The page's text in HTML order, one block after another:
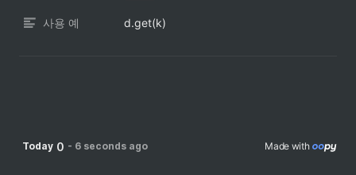
사용 예 d.get(k)
Today 0 - 6 seconds ago Made with